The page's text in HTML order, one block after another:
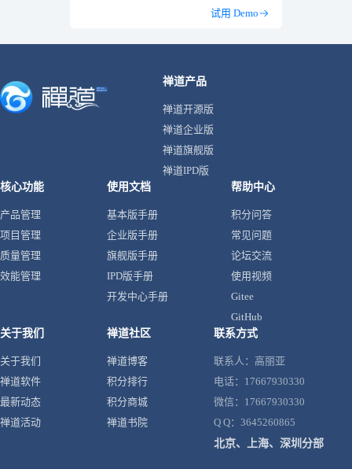
试用 Demo
禅道产品
禅道开源版
禅道企业版
禅道旗舰版
禅道IPD版
核心功能
产品管理
项目管理
质量管理
效能管理
使用文档
基本版手册
企业版手册
旗舰版手册
IPD版手册
开发中心手册
帮助中心
积分问答
常见问题
论坛交流
使用视频
Gitee
GitHub
关于我们
关于我们
禅道软件
最新动态
禅道活动
禅道社区
禅道博客
积分排行
积分商城
禅道书院
联系方式
联系人：高丽亚
电话：17667930330
微信：17667930330
Q Q：3645260865
北京、上海、深圳分部